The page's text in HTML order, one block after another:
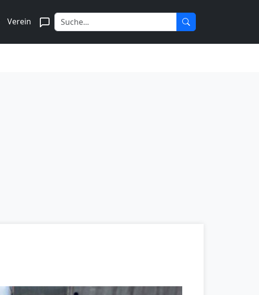
Verein